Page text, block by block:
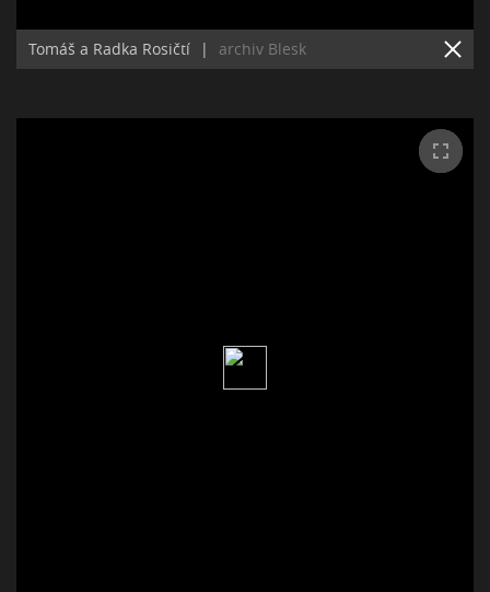
Tomáš a Radka Rosičtí | archiv Blesk